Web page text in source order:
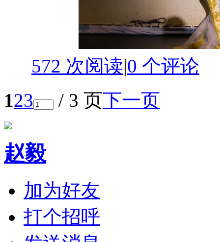
572 次阅读|0 个评论
123 / 3 页下一页
赵毅
加为好友
打个招呼